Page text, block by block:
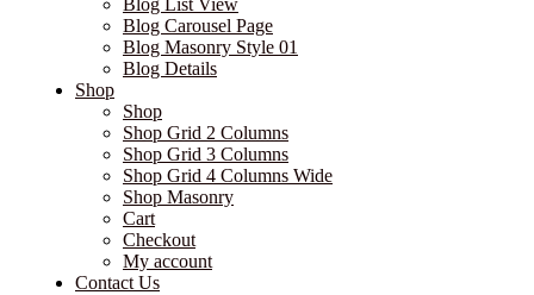
Blog List View
Blog Carousel Page
Blog Masonry Style 01
Blog Details
Shop
Shop
Shop Grid 2 Columns
Shop Grid 3 Columns
Shop Grid 4 Columns Wide
Shop Masonry
Cart
Checkout
My account
Contact Us